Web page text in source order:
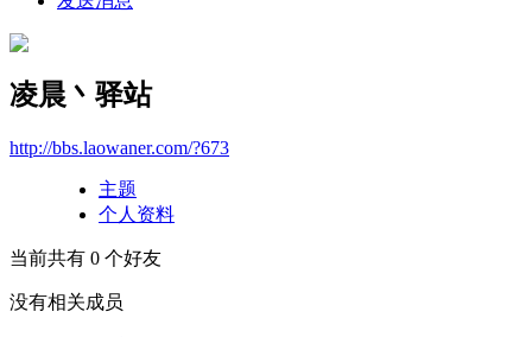
凌晨丶驿站
http://bbs.laowaner.com/?673
主题
个人资料
当前共有 0 个好友
没有相关成员